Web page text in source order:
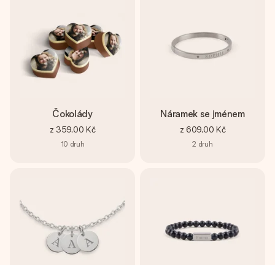
Čokolády
z 359,00 Kč
10 druh
Náramek se jménem
z 609,00 Kč
2 druh